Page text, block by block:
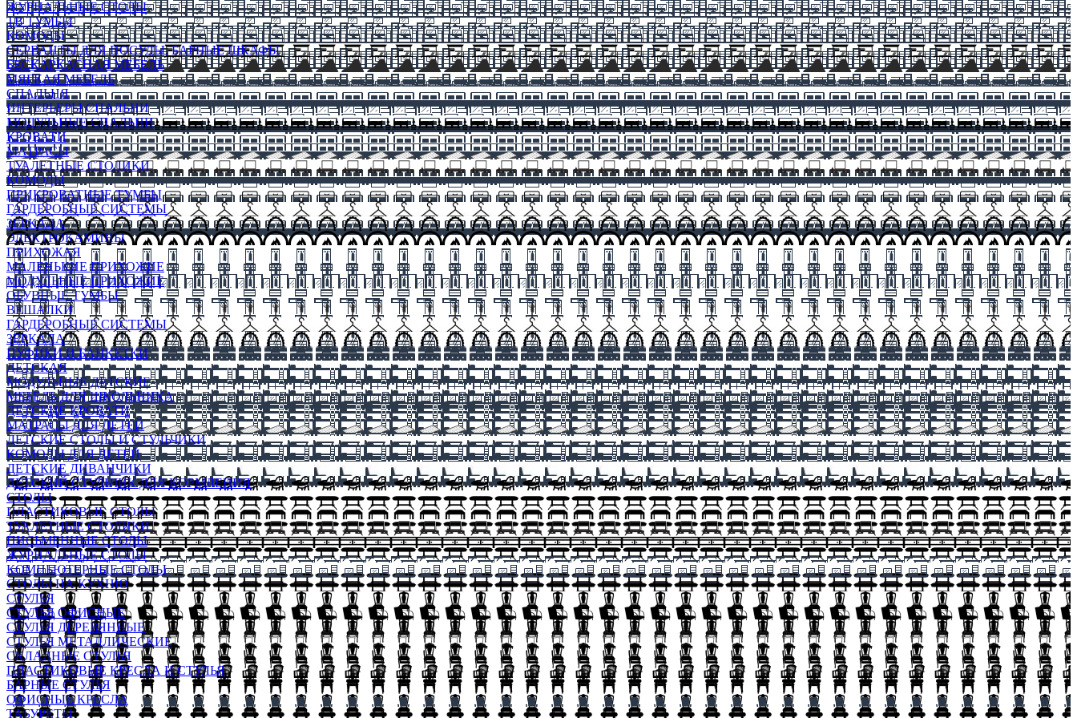
ЖУРНАЛЬНЫЕ СТОЛЫ
ТВ ТУМБЫ
КОМОДЫ
СЕРВАНТЫ ДЛЯ ПОСУДЫ, БАРНЫЕ ШКАФЫ
БЕСКАРКАСНАЯ МЕБЕЛЬ
МЯГКАЯ МЕБЕЛЬ
СПАЛЬНЯ
ИНТЕРЬЕРЫ СПАЛЬНИ
МОДУЛЬНЫЕ СПАЛЬНИ
КРОВАТИ
МАТРАСЫ
ТУАЛЕТНЫЕ СТОЛИКИ
КОМОДЫ
ПРИКРОВАТНЫЕ ТУМБЫ
ГАРДЕРОБНЫЕ СИСТЕМЫ
ЗЕРКАЛА
ЭЛЕКТРОКАМИНЫ
ПРИХОЖАЯ
МАЛЕНЬКИЕ ПРИХОЖИЕ
МОДУЛЬНЫЕ ПРИХОЖИЕ
ОБУВНЫЕ ТУМБЫ
ВЕШАЛКИ
ГАРДЕРОБНЫЕ СИСТЕМЫ
ЗЕРКАЛА
ПУФИКИ И БАНКЕТКИ
ДЕТСКАЯ
МОДУЛЬНЫЕ ДЕТСКИЕ
МЕБЕЛЬ ДЛЯ ШКОЛЬНИКА
ДЕТСКИЕ КРОВАТИ
МАТРАСЫ ДЛЯ ДЕТЕЙ
ДЕТСКИЕ СТОЛЫ И СТУЛЬЧИКИ
КОМОДЫ ДЛЯ ДЕТЕЙ
ДЕТСКИЕ ДИВАНЧИКИ
ДЕТСКИЙ СТУЛЬЧИК ДЛЯ КОРМЛЕНИЯ
СТОЛЫ
ПЛАСТИКОВЫЕ СТОЛЫ
ТУАЛЕТНЫЕ СТОЛИКИ
ПИСЬМЕННЫЕ СТОЛЫ
ЖУРНАЛЬНЫЕ СТОЛЫ
КОМПЬЮТЕРНЫЕ СТОЛЫ
СТОЛЫ НА КУХНЮ
СТУЛЬЯ
СТУЛЬЯ ОФИСНЫЕ
СТУЛЬЯ ДЕРЕВЯННЫЕ
СТУЛЬЯ МЕТАЛЛИЧЕСКИЕ
СКЛАДНЫЕ СТУЛЬЯ
ПЛАСТИКОВЫЕ КРЕСЛА И СТУЛЬЯ
БАРНЫЕ СТУЛЬЯ
ОФИСНЫЕ КРЕСЛА
ТАБУРЕТЫ